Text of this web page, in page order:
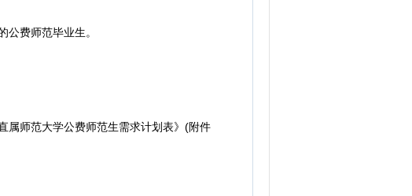
费师范毕业生。
师范大学公费师范生需求计划表》(附件